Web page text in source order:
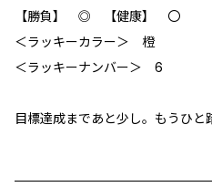
【勝負】 ◎ 【健康】 〇
＜ラッキーカラー＞ 橙
＜ラッキーナンバー＞ 6
目標達成まであと少し。もうひと